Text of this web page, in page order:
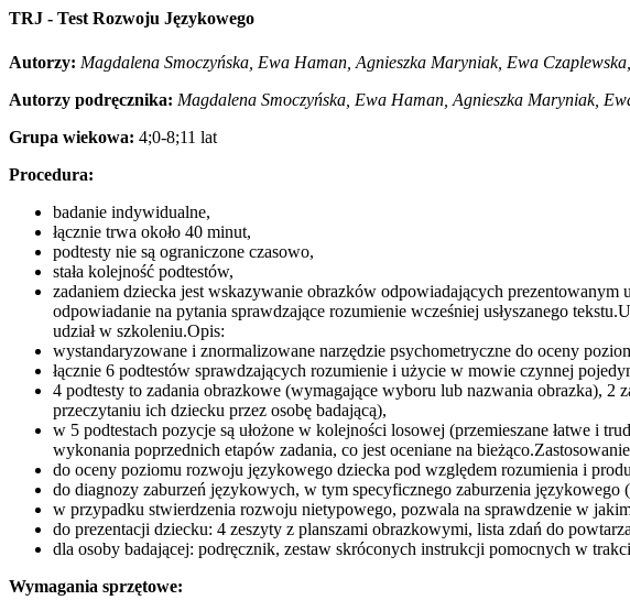
TRJ - Test Rozwoju Językowego
Autorzy: Magdalena Smoczyńska, Ewa Haman, Agnieszka Maryniak, Ewa
Autorzy podręcznika: Magdalena Smoczyńska, Ewa Haman, Agnieszka Maryniak,
Grupa wiekowa: 4;0-8;11 lat
Procedura:
badanie indywidualne,
łącznie trwa około 40 minut,
podtesty nie są ograniczone czasowo,
stała kolejność podtestów,
zadaniem dziecka jest wskazywanie obrazków odpowiadających
odpowiadanie na pytania sprawdzające rozumienie wcześniej usłyszanego
udział w szkoleniu.Opis:
wystandaryzowane i znormalizowane narzędzie psychometryczne do oceny
łącznie 6 podtestów sprawdzających rozumienie i użycie w mowie czynnej
4 podtesty to zadania obrazkowe (wymagające wyboru lub nazwania obrazka),
przeczytaniu ich dziecku przez osobę badającą),
w 5 podtestach pozycje są ułożone w kolejności losowej (przemieszane łatwe i
wykonania poprzednich etapów zadania, co jest oceniane na
do oceny poziomu rozwoju językowego dziecka pod względem rozumienia i
do diagnozy zaburzeń językowych, w tym specyficznego zaburzenia językowego
w przypadku stwierdzenia rozwoju nietypowego, pozwala na sprawdzenie w
do prezentacji dziecku: 4 zeszyty z planszami obrazkowymi, lista zdań do
dla osoby badającej: podręcznik, zestaw skróconych instrukcji pomocnych w
Wymagania sprzętowe:
Autor/autorzy